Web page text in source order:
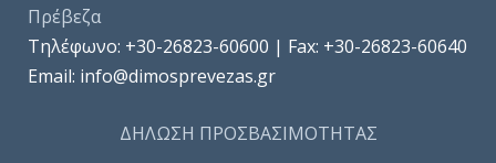
Πρέβεζα
Τηλέφωνo: +30-26823-60600 | Fax: +30-26823-60640
Email: info@dimosprevezas.gr
ΔΗΛΩΣΗ ΠΡΟΣΒΑΣΙΜΟΤΗΤΑΣ